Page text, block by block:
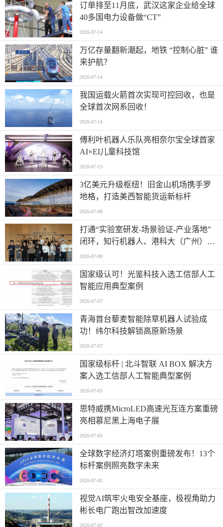
订单排至11月底，武汉这家企业给全球
40多国电力设备做“CT”
2026-07-14
万亿存量翻新潮起，地铁 “控制心脏” 谁
来护航？
2026-07-14
我国运载火箭首次实现可控回收，也是
全球首次网系回收！
2026-07-14
傅利叶机器人乐队亮相奈尔宝全球首家
AI×EI儿童科技馆
2026-07-13
​3亿美元升级枢纽！旧金山机场携手罗
地格，打造美西智能货运新标杆
2026-07-08
打通“实验室研发-场景验证-产业落地”
闭环，知行机器人、港科大（广州）、
北京粤电三方联合解锁城市服务机器人
规模化应用
2026-07-08
国家级认可！光鉴科技入选工信部人工
智能应用典型案例
2026-07-07
青海首台藜麦智能除草机器人试验成
功！纬尔科技解锁高原新场景
2026-07-07
国家级标杆 | 北斗智联 AI BOX 解决方
案入选工信部人工智能典型案例
2026-07-03
思特威携MicroLED高速光互连方案重磅
亮相慕尼黑上海电子展
2026-07-03
全球数字经济灯塔案例重磅发布！13个
标杆案例照亮数字未来
2026-07-02
视觉AI筑牢火电安全基座，极视角助力
彬长电厂跑出智改加速度
2026-07-02